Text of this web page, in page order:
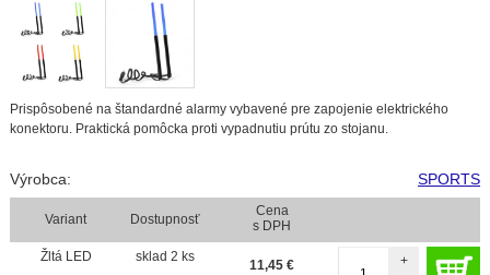
Prispôsobené na štandardné alarmy vybavené pre zapojenie elektrického
konektoru. Praktická pomôcka proti vypadnutiu prútu zo stojanu.
Výrobca: SPORTS
Variant Dostupnosť
Cena
s DPH
Žltá LED
sklad 2 ks
11,45 €
+